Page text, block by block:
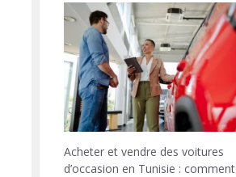
Acheter et vendre des voitures
d’occasion en Tunisie : comment